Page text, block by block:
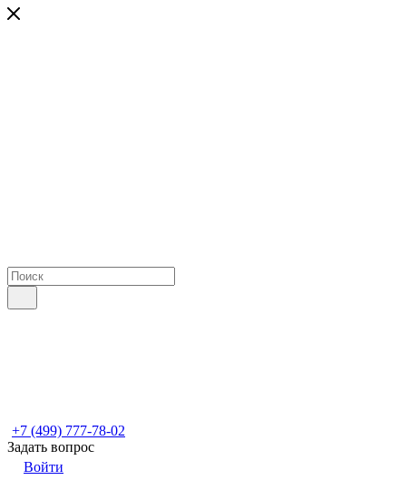
+7 (499) 777-78-02
Задать вопрос
Войти